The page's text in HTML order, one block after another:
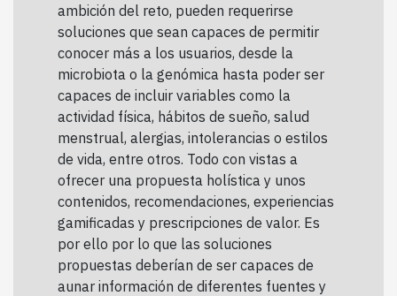
ambición del reto, pueden requerirse
soluciones que sean capaces de permitir
conocer más a los usuarios, desde la
microbiota o la genómica hasta poder ser
capaces de incluir variables como la
actividad física, hábitos de sueño, salud
menstrual, alergias, intolerancias o estilos
de vida, entre otros. Todo con vistas a
ofrecer una propuesta holística y unos
contenidos, recomendaciones, experiencias
gamificadas y prescripciones de valor. Es
por ello por lo que las soluciones
propuestas deberían de ser capaces de
aunar información de diferentes fuentes y